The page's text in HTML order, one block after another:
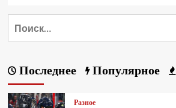
Последнее Популярное
Разное